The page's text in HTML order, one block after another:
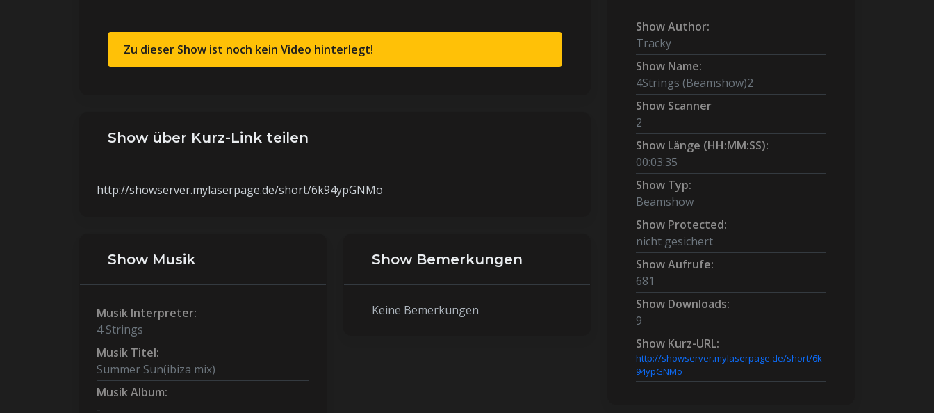
Zu dieser Show ist noch kein Video hinterlegt!
Show über Kurz-Link teilen
http://showserver.mylaserpage.de/short/6k94ypGNMo
Show Musik
Musik Interpreter:
4 Strings
Musik Titel:
Summer Sun(ibiza mix)
Musik Album:
-
Show Bemerkungen
Keine Bemerkungen
Show Author:
Tracky
Show Name:
4Strings (Beamshow)2
Show Scanner
2
Show Länge (HH:MM:SS):
00:03:35
Show Typ:
Beamshow
Show Protected:
nicht gesichert
Show Aufrufe:
681
Show Downloads:
9
Show Kurz-URL:
http://showserver.mylaserpage.de/short/6k
94ypGNMo